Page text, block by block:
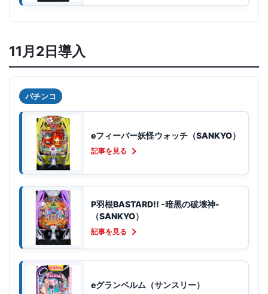
11月2日導入
パチンコ
eフィーバー妖怪ウォッチ（SANKYO）
記事を見る
P羽根BASTARD!! -暗黒の破壊神-
（SANKYO）
記事を見る
eグランベルム（サンスリー）